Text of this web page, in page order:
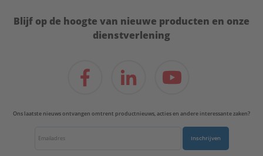
Blijf op de hoogte van nieuwe producten en onze
dienstverlening
Ons laatste nieuws ontvangen omtrent productnieuws, acties en andere interessante zaken?
Inschrijven